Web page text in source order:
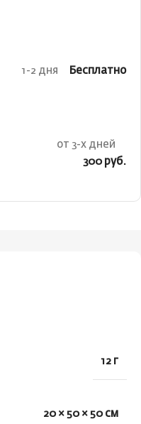
1-2 дня Бесплатно
от 3-х дней
300 руб.
12 г
20 × 50 × 50 см